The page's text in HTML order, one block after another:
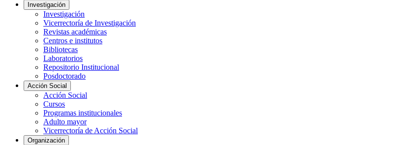
Investigación
Investigación
Vicerrectoría de Investigación
Revistas académicas
Centros e institutos
Bibliotecas
Laboratorios
Repositorio Institucional
Posdoctorado
Acción Social
Acción Social
Cursos
Programas institucionales
Adulto mayor
Vicerrectoría de Acción Social
Organización